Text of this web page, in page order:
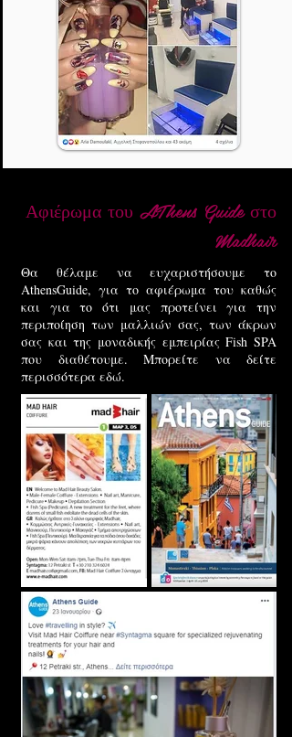
Αφιέρωμα του AThens Guide στο
Madhair
Θα θέλαμε να ευχαριστήσουμε το
AthensGuide, για το αφιέρωμα του καθώς
και για το ότι μας προτείνει για την
περιποίηση των μαλλιών σας, των άκρων
σας και της μοναδικής εμπειρίας Fish SPA
που διαθέτουμε. Μπορείτε να δείτε
περισσότερα εδώ.